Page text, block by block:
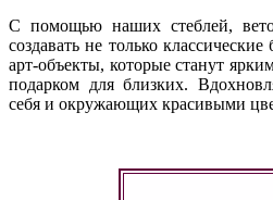
С помощью наших стеблей,
создавать не только
арт-объекты, которые станут
подарком для близких.
себя и окружающих красивыми